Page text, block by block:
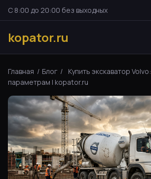
С 8:00 до 20:00 без выходных
kopator.ru
Главная / Блог /
Купить экскаватор
параметрам | kopator.ru